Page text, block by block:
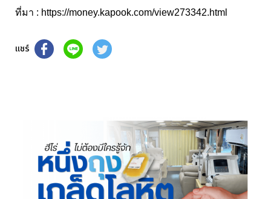
ที่มา : https://money.kapook.com/view273342.html
แชร์